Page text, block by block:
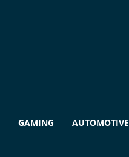
GAMING AUTOMOTIVE